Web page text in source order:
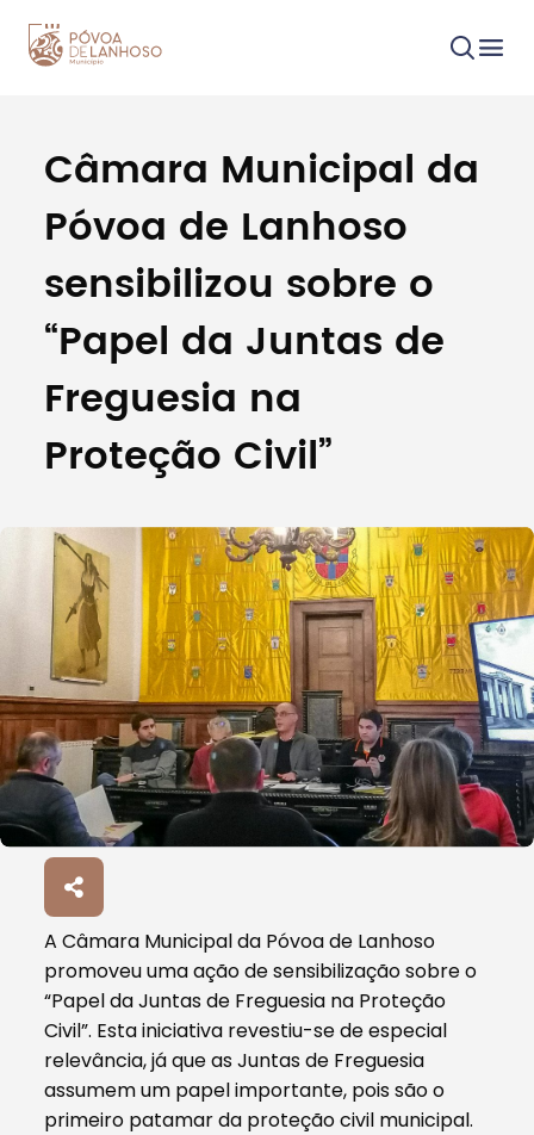
Procurar
Tipo de conteúdo
Filtros
Câmara Municipal da
Póvoa de Lanhoso
sensibilizou sobre o
“Papel da Juntas de
Freguesia na
Proteção Civil”
A Câmara Municipal da Póvoa de Lanhoso
promoveu uma ação de sensibilização sobre o
“Papel da Juntas de Freguesia na Proteção
Civil”. Esta iniciativa revestiu-se de especial
relevância, já que as Juntas de Freguesia
assumem um papel importante, pois são o
primeiro patamar da proteção civil municipal.